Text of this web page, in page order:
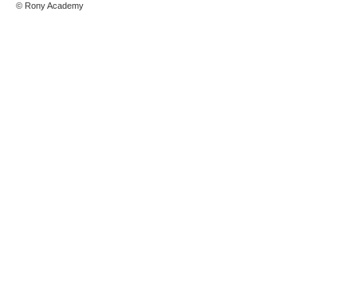
© Rony Academy